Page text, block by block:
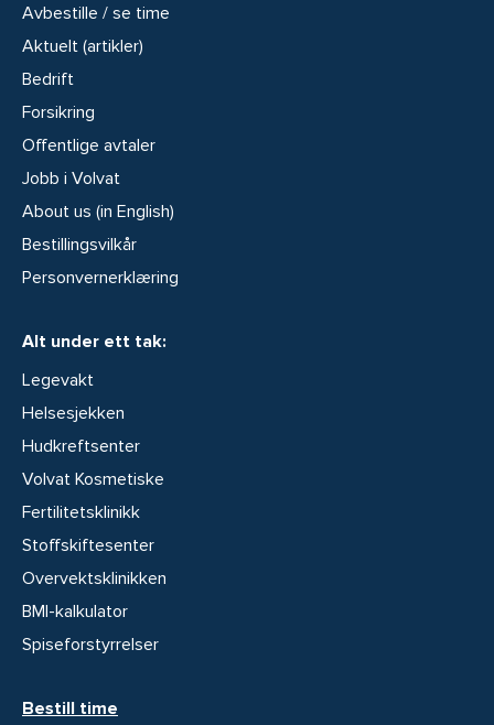
Avbestille / se time
Aktuelt (artikler)
Bedrift
Forsikring
Offentlige avtaler
Jobb i Volvat
About us (in English)
Bestillingsvilkår
Personvernerklæring
Alt under ett tak:
Legevakt
Helsesjekken
Hudkreftsenter
Volvat Kosmetiske
Fertilitetsklinikk
Stoffskiftesenter
Overvektsklinikken
BMI-kalkulator
Spiseforstyrrelser
Bestill time